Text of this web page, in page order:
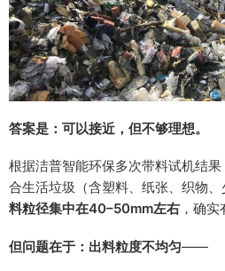
答案是：可以接近，但不够理想。
根据洁普智能环保多次带料试机结果
合生活垃圾（含塑料、纸张、织物、
料粒径集中在40–50mm左右 ，确
但问题在于：出料粒度不均匀——